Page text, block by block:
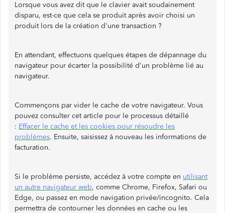
Lorsque vous avez dit que le clavier avait soudainement
disparu, est-ce que cela se produit après avoir choisi un
produit lors de la création d'une transaction ?
En attendant, effectuons quelques étapes de dépannage du
navigateur pour écarter la possibilité d'un problème lié au
navigateur.
Commençons par vider le cache de votre navigateur. Vous
pouvez consulter cet article pour le processus détaillé
: Effacer le cache et les cookies pour résoudre les
problèmes. Ensuite, saisissez à nouveau les informations de
facturation.
Si le problème persiste, accédez à votre compte en utilisant
un autre navigateur web, comme Chrome, Firefox, Safari ou
Edge, ou passez en mode navigation privée/incognito. Cela
permettra de contourner les données en cache ou les